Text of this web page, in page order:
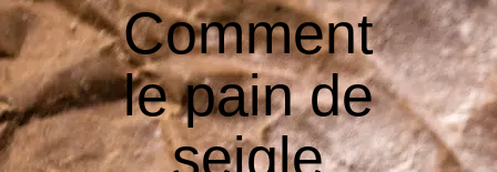
Comment
le pain de
seigle